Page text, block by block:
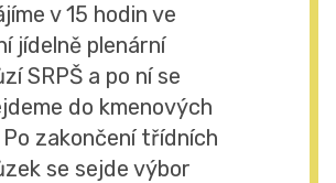
v 15 hodin ve
jídelně plenární
SRPŠ a po ní se
do kmenových
zakončení třídních
se sejde výbor